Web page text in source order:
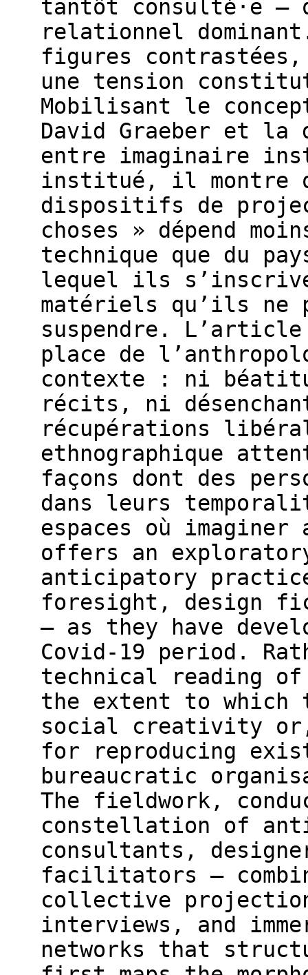
tantôt consulté·e –
relationnel
figures
une tension
Mobilisant le
David Graeber et
entre imaginaire
institué, il montre
dispositifs de
choses » dépend
technique que du
lequel ils
matériels qu’ils ne
suspendre.
place de
contexte : ni
récits, ni
récupérations
ethnographique
façons dont des
dans leurs
espaces où
offers an
anticipatory
foresight, design
– as they have
Covid-19 period.
technical reading
the extent to
social creativity or,
for reproducing
bureaucratic
The fieldwork,
constellation of
consultants,
facilitators –
collective
interviews, and
networks that